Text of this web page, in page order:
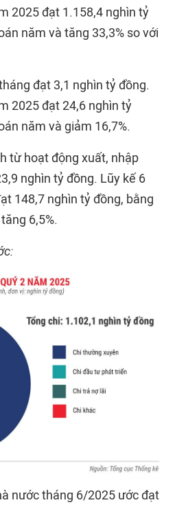
2025 đạt 1.158,4 nghìn tỷ
năm và tăng 33,3% so với
đạt 3,1 nghìn tỷ đồng.
2025 đạt 24,6 nghìn tỷ
năm và giảm 16,7%.
từ hoạt động xuất, nhập
nghìn tỷ đồng. Lũy kế 6
148,7 nghìn tỷ đồng, bằng
6,5%.
nước tháng 6/2025 ước đạt